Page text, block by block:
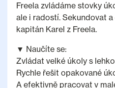
Freela zvládáme stovky
ale i radostí. Sekundovat
kapitán Karel z Freela.
▼ Naučíte se:
Zvládat velké úkoly s
Rychle řešit opakované
A efektivně pracovat v